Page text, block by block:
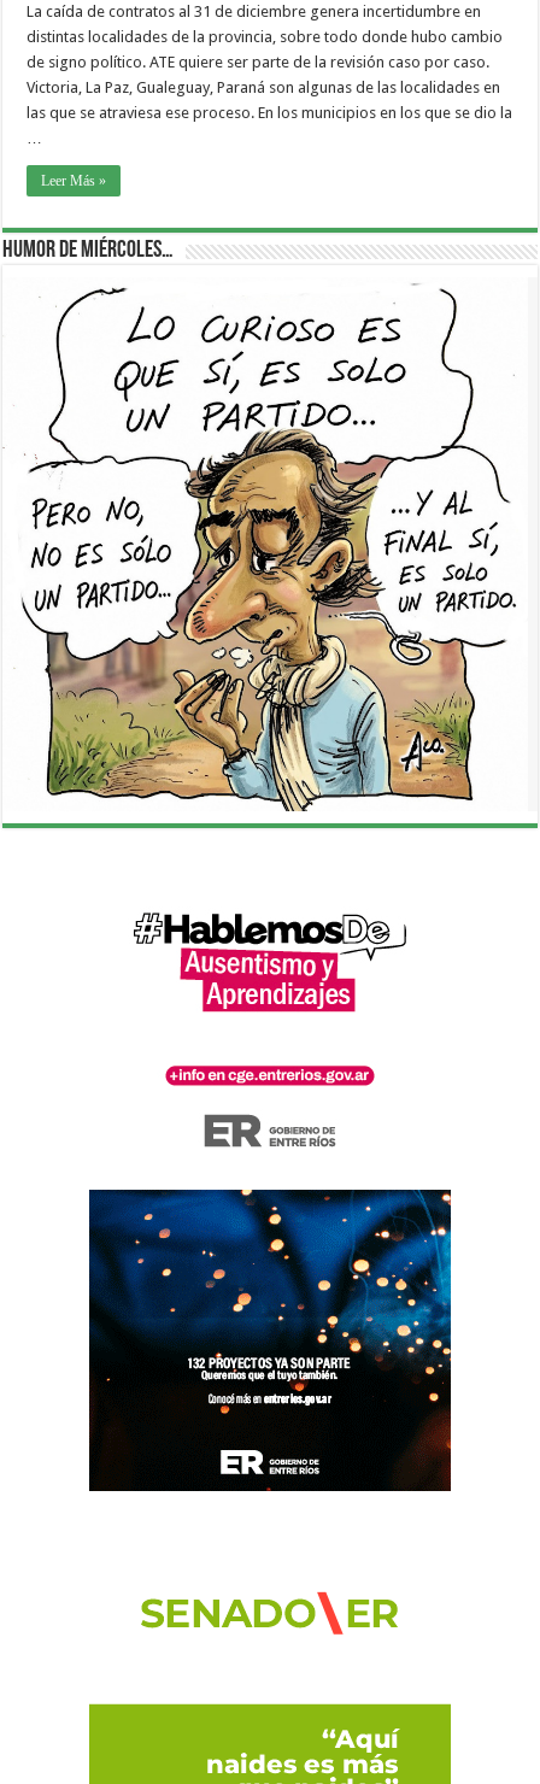
La caída de contratos al 31 de diciembre genera incertidumbre en
distintas localidades de la provincia, sobre todo donde hubo cambio
de signo político. ATE quiere ser parte de la revisión caso por caso.
Victoria, La Paz, Gualeguay, Paraná son algunas de las localidades en
las que se atraviesa ese proceso. En los municipios en los que se dio la
Leer Más »
Humor de Miércoles…